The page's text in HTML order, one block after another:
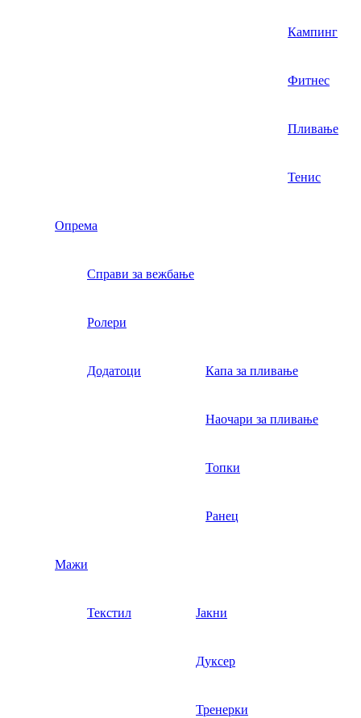
Кампинг
Фитнес
Пливање
Тенис
Опрема
Справи за вежбање
Ролери
Додатоци Капа за пливање
Наочари за пливање
Топки
Ранец
Мажи
Текстил Јакни
Дуксер
Тренерки